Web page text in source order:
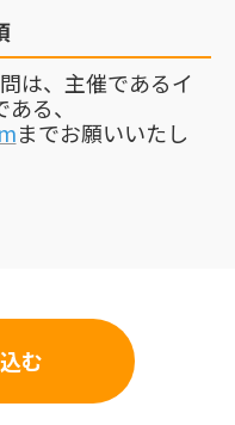
は、主催であるイ
る、
までお願いいたし
む